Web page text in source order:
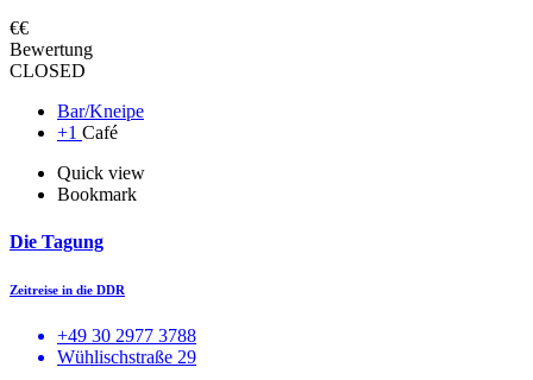
€€
Bewertung
CLOSED
Bar/Kneipe
+1 Café
Quick view
Bookmark
Die Tagung
Zeitreise in die DDR
+49 30 2977 3788
Wühlischstraße 29